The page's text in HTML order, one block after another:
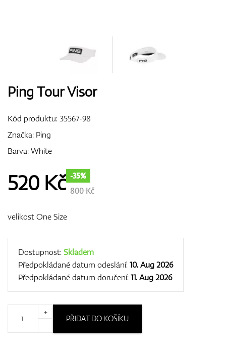
Dárkové poukazy
Ping Tour Visor
Kód produktu:35567-98
Značka: Ping
Barva: White
520 Kč -35%
800 Kč
velikost One Size
Dostupnost:Skladem
Předpokládané datum odeslání:10. Aug 2026
Předpokládané datum doručení:11. Aug 2026
+
-
PŘIDAT DO KOŠÍKU